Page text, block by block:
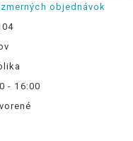
objednávok
- 16:00